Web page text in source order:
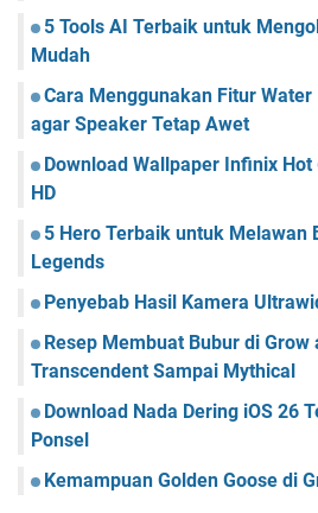
5 Tools AI Terbaik untuk
Mudah
Cara Menggunakan Fitur Water
agar Speaker Tetap Awet
Download Wallpaper Infinix
HD
5 Hero Terbaik untuk Melawan
Legends
Penyebab Hasil Kamera
Resep Membuat Bubur di Grow
Transcendent Sampai Mythical
Download Nada Dering iOS 26
Ponsel
Kemampuan Golden Goose di